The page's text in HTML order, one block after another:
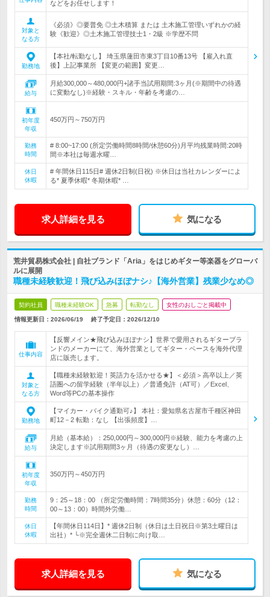
などをお任せします！
対象と
なる方
《必須》◎要普免 ◎土木積算 または 土木施工管理いずれかの経
験《歓迎》◎土木施工管理技士1・2級 ※学歴不問
勤務地
【本社/転勤なし】 埼玉県蓮田市東3丁目10番13号 【雇入れ直
後】上記事業所 【変更の範囲】変更…
給与
月給300,000～480,000円+諸手当試用期間:3ヶ月(※期間中の待遇
に変動なし)※経験・スキル・年齢を考慮の…
初年度
年収
450万円～750万円
勤務
時間
# 8:00~17:00 (所定労働時間8時間/休憩60分)月平均残業時間:20時
間※本社は毎週水曜…
休日
休暇
# 年間休日115日# 週休2日制(日祝) ※休日は当社カレンダーによ
る* 夏季休暇* 冬期休暇* …
求人詳細を見る 気になる
荒井貿易株式会社 | 自社ブランド「Aria」をはじめギター等楽器をグローバ
ルに展開
職種未経験歓迎！飛び込みほぼナシ♪【海外営業】残業少なめ◎
契約社員 職種未経験OK 急募 転勤なし 女性のおしごと掲載中
情報更新日：2026/06/19 終了予定日： 2026/12/10
仕事内容
【反響メイン★飛び込みほぼナシ】世界で愛用されるギターブラ
ンドのメーカーにて、海外営業としてギター・ベースを海外代理
店に販売します。
対象と
なる方
【職種未経験歓迎！英語力を活かせる★】＜必須＞高卒以上／英
語圏への留学経験（半年以上）／普通免許（AT可）／Excel、
Word等PCの基本操作
勤務地
【マイカー・バイク通勤可♪】 本社：愛知県名古屋市千種区神田
町12－2 転勤：なし 【出張頻度】…
給与
月給（基本給）：250,000円～300,000円※経験、能力を考慮の上
決定します※試用期間3ヶ月（待遇の変更なし）…
初年度
年収
350万円～450万円
勤務
時間
9：25～18：00 （所定労働時間：7時間35分）休憩：60分（12：
00～13：00）時間外労働…
休日
休暇
【年間休日114日】* 週休2日制（休日は土日祝日※第3土曜日は
出社）* └※完全週休二日制に向け取…
求人詳細を見る 気になる